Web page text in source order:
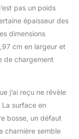
pas un poids
épaisseur des
dimensions
cm en largeur et
de chargement
j’ai reçu ne révèle
surface en
bosse, un défaut
charnière semble